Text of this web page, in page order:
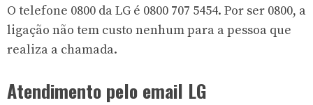
O telefone 0800 da LG é 0800 707 5454. Por ser 0800, a
ligação não tem custo nenhum para a pessoa que
realiza a chamada.
Atendimento pelo email LG